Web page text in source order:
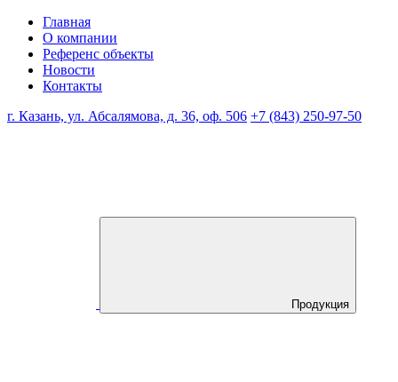
Главная
О компании
Референс объекты
Новости
Контакты
г. Казань, ул. Абсалямова, д. 36, оф. 506 +7 (843) 250-97-50
Продукция